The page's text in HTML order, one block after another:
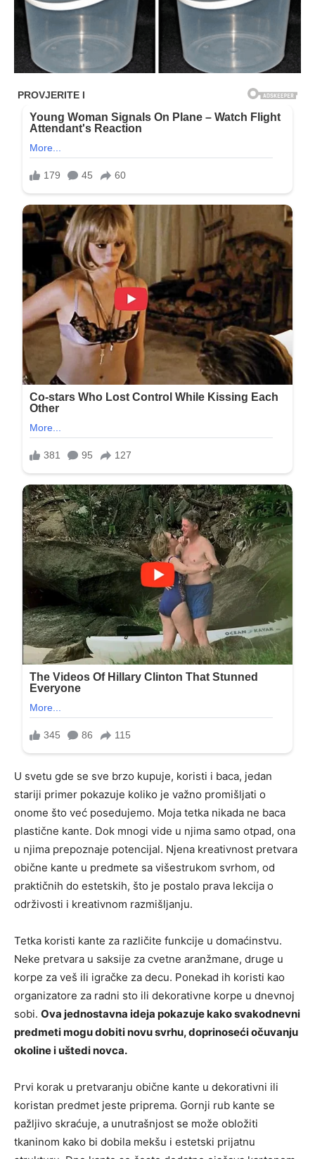
U svetu gde se sve brzo kupuje, koristi i baca, jedan
stariji primer pokazuje koliko je važno promišljati o
onome što već posedujemo. Moja tetka nikada ne baca
plastične kante. Dok mnogi vide u njima samo otpad, ona
u njima prepoznaje potencijal. Njena kreativnost pretvara
obične kante u predmete sa višestrukom svrhom, od
praktičnih do estetskih, što je postalo prava lekcija o
održivosti i kreativnom razmišljanju.
Tetka koristi kante za različite funkcije u domaćinstvu.
Neke pretvara u saksije za cvetne aranžmane, druge u
korpe za veš ili igračke za decu. Ponekad ih koristi kao
organizatore za radni sto ili dekorativne korpe u dnevnoj
sobi. Ova jednostavna ideja pokazuje kako svakodnevni
predmeti mogu dobiti novu svrhu, doprinoseći očuvanju
okoline i uštedi novca.
Prvi korak u pretvaranju obične kante u dekorativni ili
koristan predmet jeste priprema. Gornji rub kante se
pažljivo skraćuje, a unutrašnjost se može obložiti
tkaninom kako bi dobila mekšu i estetski prijatnu